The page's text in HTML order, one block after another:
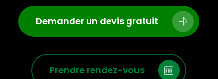
Demander un devis gratuit
Prendre rendez-vous